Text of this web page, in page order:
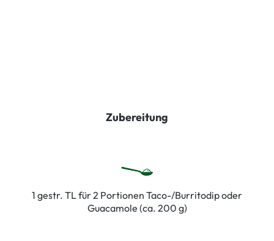
Zubereitung
1 gestr. TL für 2 Portionen Taco-/Burritodip oder
Guacamole (ca. 200 g)